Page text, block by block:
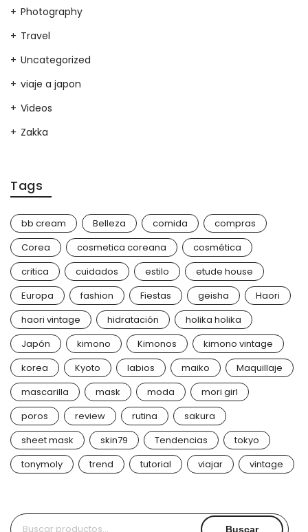
Photography
Travel
Uncategorized
viaje a japon
Videos
Zakka
Tags
bb cream Belleza comida
compras
Corea
cosmetica coreana
cosmética
critica
cuidados estilo
etude house
Europa
fashion Fiestas geisha
Haori
haori vintage
hidratación
holika holika
Japón
kimono Kimonos
kimono vintage
korea
Kyoto labios maiko
Maquillaje
mascarilla
mask moda
mori girl
poros
review rutina
sakura
sheet mask
skin79 Tendencias
tokyo
tonymoly
trend tutorial viajar vintage
BuscarBuscar